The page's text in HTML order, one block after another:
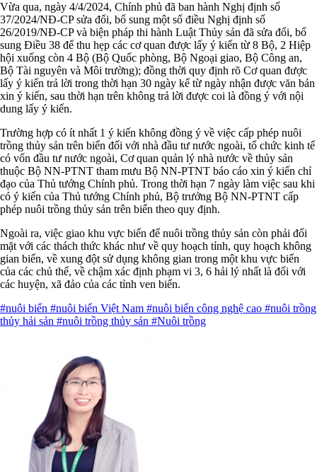
Vừa qua, ngày 4/4/2024, Chính phủ đã ban hành Nghị định số
37/2024/NĐ-CP sửa đổi, bổ sung một số điều Nghị định số
26/2019/NĐ-CP và biện pháp thi hành Luật Thủy sản đã sửa đổi, bổ
sung Điều 38 để thu hẹp các cơ quan được lấy ý kiến từ 8 Bộ, 2 Hiệp
hội xuống còn 4 Bộ (Bộ Quốc phòng, Bộ Ngoại giao, Bộ Công an,
Bộ Tài nguyên và Môi trường); đồng thời quy định rõ Cơ quan được
lấy ý kiến trả lời trong thời hạn 30 ngày kể từ ngày nhận được văn bản
xin ý kiến, sau thời hạn trên không trả lời được coi là đồng ý với nội
dung lấy ý kiến.
Trường hợp có ít nhất 1 ý kiến không đồng ý về việc cấp phép nuôi
trồng thủy sản trên biển đối với nhà đầu tư nước ngoài, tổ chức kinh tế
có vốn đầu tư nước ngoài, Cơ quan quản lý nhà nước về thủy sản
thuộc Bộ NN-PTNT tham mưu Bộ NN-PTNT báo cáo xin ý kiến chỉ
đạo của Thủ tướng Chính phủ. Trong thời hạn 7 ngày làm việc sau khi
có ý kiến của Thủ tướng Chính phủ, Bộ trưởng Bộ NN-PTNT cấp
phép nuôi trồng thủy sản trên biển theo quy định.
Ngoài ra, việc giao khu vực biển để nuôi trồng thủy sản còn phải đối
mặt với các thách thức khác như về quy hoạch tỉnh, quy hoạch không
gian biển, về xung đột sử dụng không gian trong một khu vực biển
của các chủ thể, về chậm xác định phạm vi 3, 6 hải lý nhất là đối với
các huyện, xã đảo của các tỉnh ven biển.
#nuôi biển #nuôi biển Việt Nam #nuôi biển công nghệ cao #nuôi trồng
thủy hải sản #nuôi trồng thủy sản #Nuôi trồng